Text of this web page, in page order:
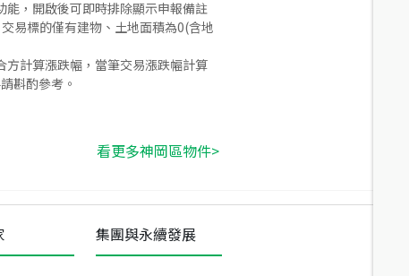
，開啟後可即時排除顯示申報備註
易標的僅有建物、土地面積為0(含地
計算漲跌幅，當筆交易漲跌幅計算
斟酌參考。
看更多神岡區物件>
集團與永續發展